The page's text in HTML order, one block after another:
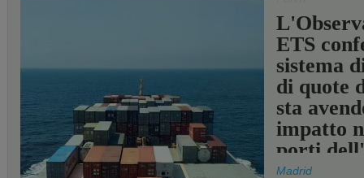
ETS
sistema
di quote
sta
impatto
porti
Madrid